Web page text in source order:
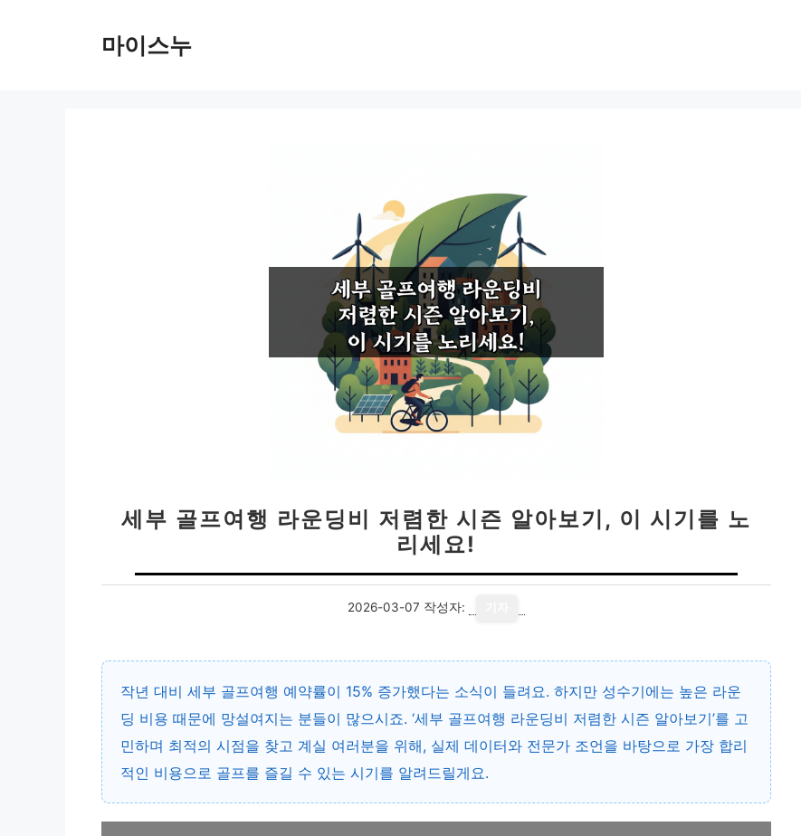
마이스누
세부 골프여행 라운딩비 저렴한 시즌 알아보기, 이 시기를 노
리세요!
2026-03-07 작성자:
작년 대비 세부 골프여행 예약률이 15% 증가했다는 소식이 들려요. 하지만 성수기에는 높은 라운
딩 비용 때문에 망설여지는 분들이 많으시죠. ‘세부 골프여행 라운딩비 저렴한 시즌 알아보기’를 고
민하며 최적의 시점을 찾고 계실 여러분을 위해, 실제 데이터와 전문가 조언을 바탕으로 가장 합리
적인 비용으로 골프를 즐길 수 있는 시기를 알려드릴게요.